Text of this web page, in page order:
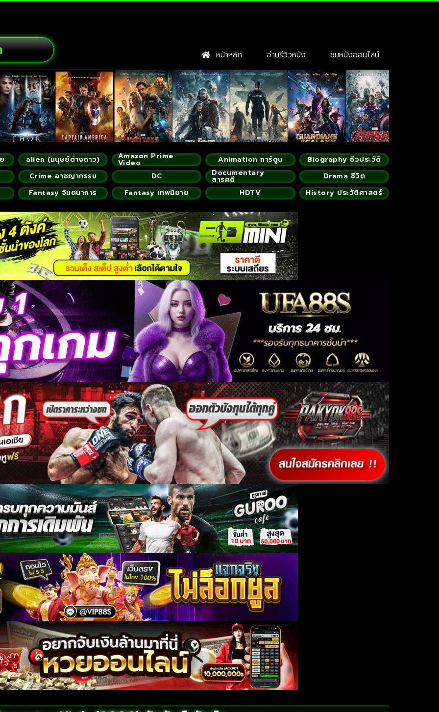
หน้าหลัก อ่านรีวิวหนัง ชมหนังออนไลน์
alien (มนุษย์ต่างดาว) Amazon Prime
Video Animation การ์ตูน
Biography ชีวประวัติ
Crime อาชญากรรม
DC Documentary
สารคดี
Drama ชีวิต
Fantasy จินตนาการ
Fantasy เทพนิยาย HDTV History ประวัติศาสตร์